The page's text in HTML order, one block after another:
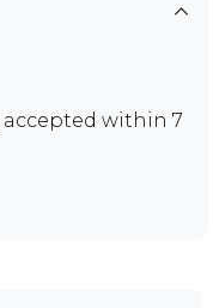
accepted within 7